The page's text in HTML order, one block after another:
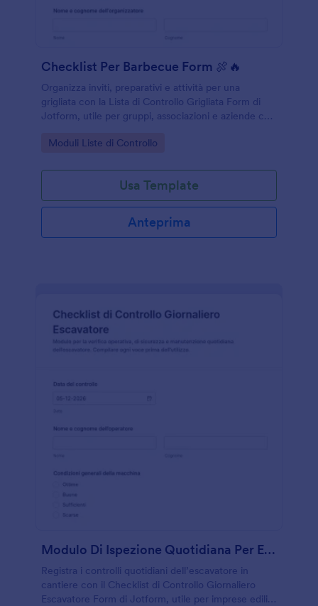
Checklist Per Barbecue Form 🍖🔥
Organizza inviti, preparativi e attività per una
grigliata con la Lista di Controllo Grigliata Form di
Jotform, utile per gruppi, associazioni e aziende che
modulo online.
Go to Category:
Moduli Liste di Controllo
Usa Template
Anteprima
Modulo Di Ispezione Quotidiana Per Escavatore
Registra i controlli quotidiani dell’escavatore in
cantiere con il Checklist di Controllo Giornaliero
Escavatore Form di Jotform, utile per imprese edili,